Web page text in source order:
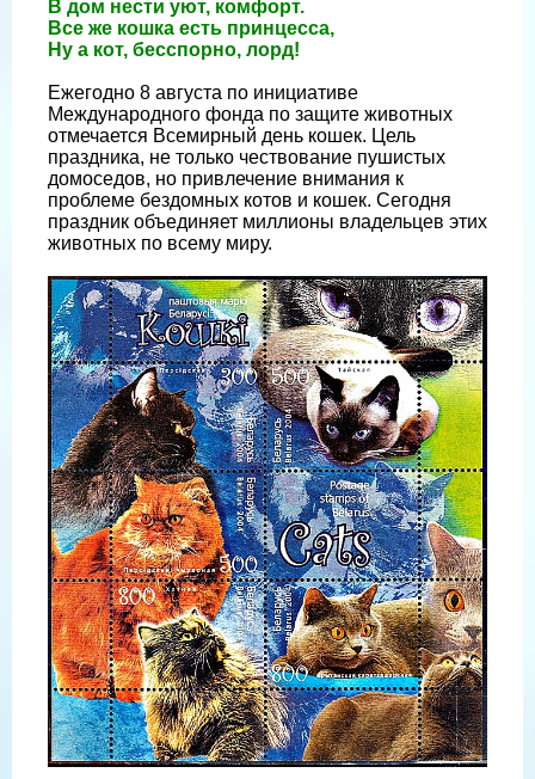
В дом нести уют, комфорт.
Все же кошка есть принцесса,
Ну а кот, бесспорно, лорд!
Ежегодно 8 августа по инициативе
Международного фонда по защите животных
отмечается Всемирный день кошек. Цель
праздника, не только чествование пушистых
домоседов, но привлечение внимания к
проблеме бездомных котов и кошек. Сегодня
праздник объединяет миллионы владельцев этих
животных по всему миру.